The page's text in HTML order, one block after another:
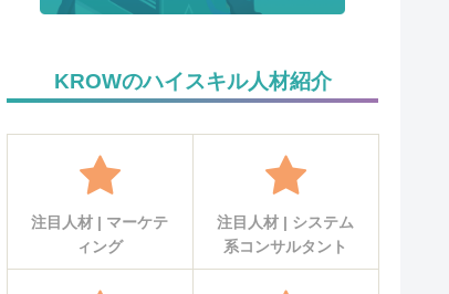
KROWのハイスキル人材紹介
注目人材 | マーケテ
ィング
注目人材 | システム
系コンサルタント